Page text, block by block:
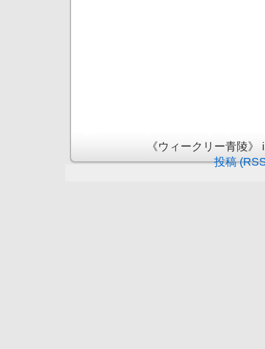
《ウィークリー青陵
投稿